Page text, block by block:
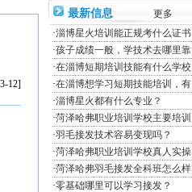
12]
最新信息
更多
·淄博星火培训能正规考什么证书
·孩子成绩一般，学技术去哪里靠
·在淄博短期培训技能有什么学校
·在淄博想学习短期技能培训，有
·淄博星火都有什么专业？
·菏泽哈弗职业培训学校主要培训
·羽毛接发技术容易变现吗？
·菏泽哈弗职业培训学校真人实操
·菏泽哈弗羽毛接发全科班怎么样
·零基础哪里可以学习接发？